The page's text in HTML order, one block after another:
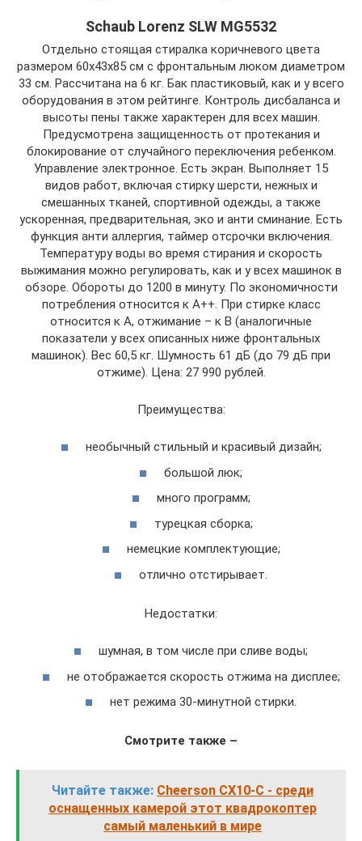
Schaub Lorenz SLW MG5532
Отдельно стоящая стиралка коричневого цвета
размером 60х43х85 см с фронтальным люком диаметром
33 см. Рассчитана на 6 кг. Бак пластиковый, как и у всего
оборудования в этом рейтинге. Контроль дисбаланса и
высоты пены также характерен для всех машин.
Предусмотрена защищенность от протекания и
блокирование от случайного переключения ребенком.
Управление электронное. Есть экран. Выполняет 15
видов работ, включая стирку шерсти, нежных и
смешанных тканей, спортивной одежды, а также
ускоренная, предварительная, эко и анти сминание. Есть
функция анти аллергия, таймер отсрочки включения.
Температуру воды во время стирания и скорость
выжимания можно регулировать, как и у всех машинок в
обзоре. Обороты до 1200 в минуту. По экономичности
потребления относится к А++. При стирке класс
относится к А, отжимание – к В (аналогичные
показатели у всех описанных ниже фронтальных
машинок). Вес 60,5 кг. Шумность 61 дБ (до 79 дБ при
отжиме). Цена: 27 990 рублей.
Преимущества:
необычный стильный и красивый дизайн;
большой люк;
много программ;
турецкая сборка;
немецкие комплектующие;
отлично отстирывает.
Недостатки:
шумная, в том числе при сливе воды;
не отображается скорость отжима на дисплее;
нет режима 30-минутной стирки.
Смотрите также –
Читайте также: Cheerson CX10-C - среди
оснащенных камерой этот квадрокоптер
самый маленький в мире